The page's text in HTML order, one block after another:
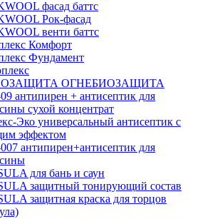
фасад баттс
Рок-фасад
венти баттс
Комфорт
Фундамент
ОГНЕБИОЗАЩИТА
антипирен + антисептик для
сухой концентрат
Эко универсальный антисептик с
эффектом
антипирен+антисептик для
для бань и саун
защитный тонирующий состав
защитная краска для торцов